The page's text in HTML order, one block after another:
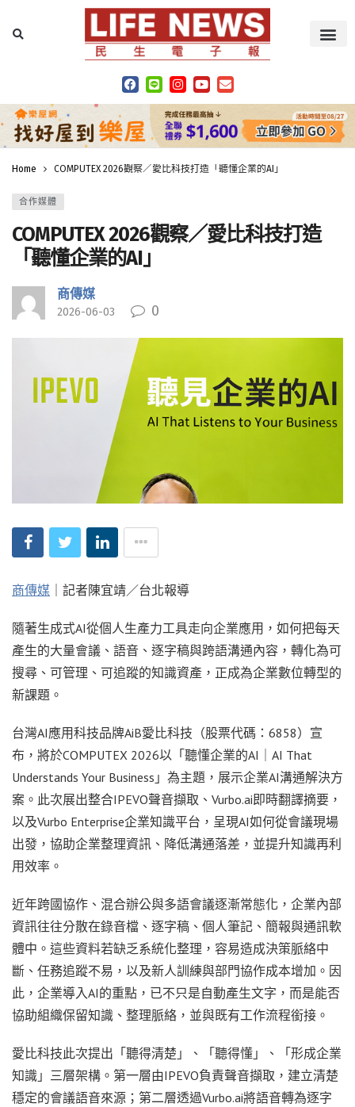
Home COMPUTEX 2026觀察／愛比科技打造「聽懂企業的AI」
合作媒體
COMPUTEX 2026觀察／愛比科技打造
「聽懂企業的AI」
商傳媒
2026-06-03 0
商傳媒 ｜記者陳宜靖／台北報導
隨著生成式AI從個人生產力工具走向企業應用，如何把每天
產生的大量會議、語音、逐字稿與跨語溝通內容，轉化為可
搜尋、可管理、可追蹤的知識資產，正成為企業數位轉型的
新課題。
台灣AI應用科技品牌AiB愛比科技（股票代碼：6858）宣
布，將於COMPUTEX 2026以「聽懂企業的AI｜AI That
Understands Your Business」為主題，展示企業AI溝通解決方
案。此次展出整合IPEVO聲音擷取、Vurbo.ai即時翻譯摘要，
以及Vurbo Enterprise企業知識平台，呈現AI如何從會議現場
出發，協助企業整理資訊、降低溝通落差，並提升知識再利
用效率。
近年跨國協作、混合辦公與多語會議逐漸常態化，企業內部
資訊往往分散在錄音檔、逐字稿、個人筆記、簡報與通訊軟
體中。這些資料若缺乏系統化整理，容易造成決策脈絡中
斷、任務追蹤不易，以及新人訓練與部門協作成本增加。因
此，企業導入AI的重點，已不只是自動產生文字，而是能否
協助組織保留知識、整理脈絡，並與既有工作流程銜接。
愛比科技此次提出「聽得清楚」、「聽得懂」、「形成企業
知識」三層架構。第一層由IPEVO負責聲音擷取，建立清楚
穩定的會議語音來源；第二層透過Vurbo.ai將語音轉為逐字